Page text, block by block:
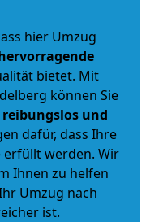
hier Umzug
bietet. Mit
können Sie
reibungslos und
dafür, dass Ihre
werden. Wir
Ihnen zu helfen
Umzug nach
ist.